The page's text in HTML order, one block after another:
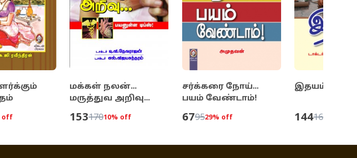
off
மக்கள் நலன்...
மருத்துவ அறிவு...
15317010% off
சர்க்கரை நோய்...
பயம் வேண்டாம்!
679529% off
இதயம்
144160